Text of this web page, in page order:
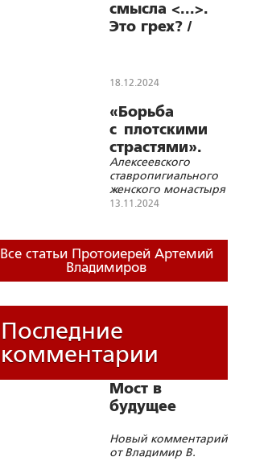
смысла <...>.
Это грех? /
18.12.2024
«Борьба
с плотскими
страстями».
Встреча с
прихожанами
Алексеевского
ставропигиального
женского монастыря
13.11.2024
Все статьи Протоиерей Артемий
Владимиров
Последние
комментарии
Мост в
будущее
Новый комментарий
от Владимир В.